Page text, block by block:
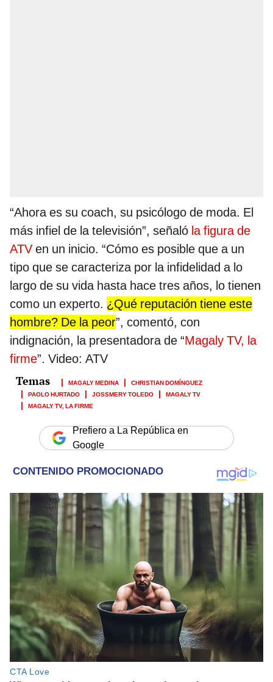
“Ahora es su coach, su psicólogo de moda. El
más infiel de la televisión”, señaló la figura de
ATV en un inicio. “Cómo es posible que a un
tipo que se caracteriza por la infidelidad a lo
largo de su vida hasta hace tres años, lo tienen
como un experto. ¿Qué reputación tiene este
hombre? De la peor”, comentó, con
indignación, la presentadora de “Magaly TV, la
firme”. Video: ATV
MAGALY MEDINA
CHRISTIAN DOMÍNGUEZ
PAOLO HURTADO
JOSSMERY TOLEDO
MAGALY TV
MAGALY TV, LA FIRME
Prefiero a La República en
Google